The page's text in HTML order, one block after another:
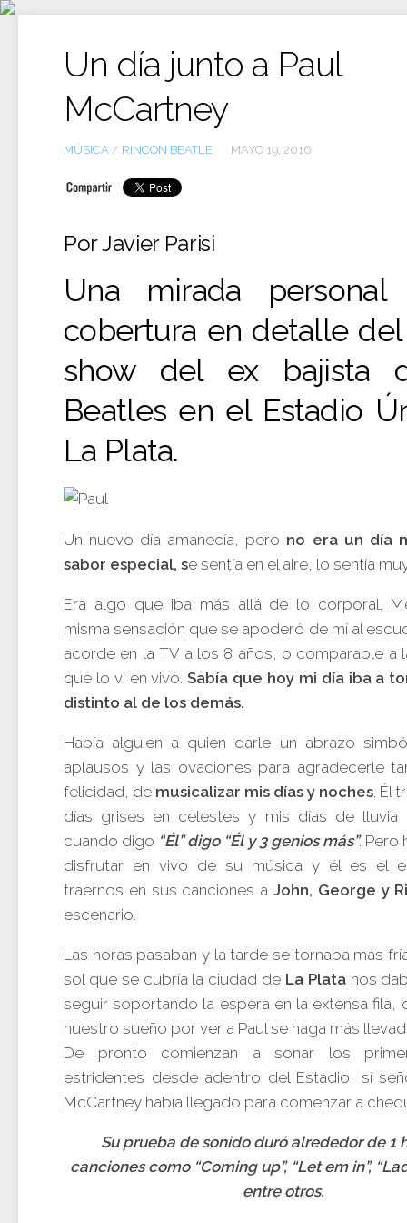
Ir
Un día junto a Paul
McCartney
MÚSICA / RINCON BEATLE MAYO 19, 2016
Por Javier Parisi
Una mirada
cobertura en detalle
show del ex bajista
Beatles en el Estadio
La Plata.
Un nuevo día amanecía, pero no era un día
sabor especial, se sentía en el aire, lo sentía
Era algo que iba más allá de lo corporal.
misma sensación que se apoderó de mí al
acorde en la TV a los 8 años, o comparable a
que lo vi en vivo.Sabía que hoy mi día iba a
distinto al de los demás.
Había alguien a quien darle un abrazo
aplausos y las ovaciones para agradecerle
felicidad, de musicalizar mis días y noches. Él
días grises en celestes y mis días de lluvia
cuando digo “Él” digo “Él y 3 genios más”. Pero
disfrutar en vivo de su música y él es el
traernos en sus canciones a John, George y
escenario.
Las horas pasaban y la tarde se tornaba más
sol que se cubría la ciudad de La Platanos
seguir soportando la espera en la extensa fila,
nuestro sueño por ver a Paul se haga más
De pronto comienzan a sonar los
estridentes desde adentro del Estadio, sí
McCartney había llegado para comenzar a
Su prueba de sonido duró alrededor de 1
canciones como “Coming up”, “Let em in”,
entre otros.